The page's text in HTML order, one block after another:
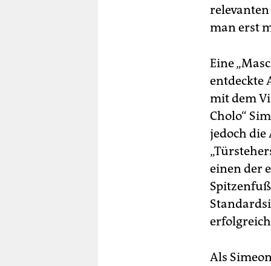
man erst
Eine
entdeckte
mit dem
Cholo“
jedoch die
einen der
Als